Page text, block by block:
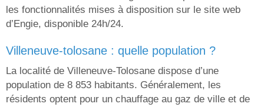
les fonctionnalités mises à disposition sur le site web
d’Engie, disponible 24h/24.
villeneuve-tolosane : quelle population ?
La localité de Villeneuve-Tolosane dispose d’une
population de 8 853 habitants. Généralement, les
résidents optent pour un chauffage au gaz de ville et de